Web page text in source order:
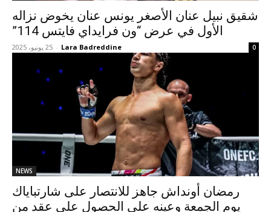
شقيق نبيل عنان الأصغر يونس عنان يخوض نزاله
الأول في عرض “ون فرايداي فايتس 114”
Lara Badreddine
- 25 يونيو، 2025 0
NEWS
رمضان أونداش جاهز للانتصار على شارتباياك
يوم الجمعة وعينه على الحصول على عقد من